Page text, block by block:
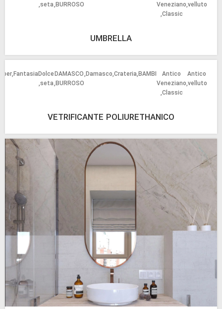
velluto
Veneziano
Classic
BURROSO
seta
UMBRELLA
Antico
velluto
Antico
Veneziano
Classic
BAMBI
Crateria
Damasco
DAMASCO
BURROSO
Dolce
seta
Fantasia
VETRIFICANTE POLIURETHANICO